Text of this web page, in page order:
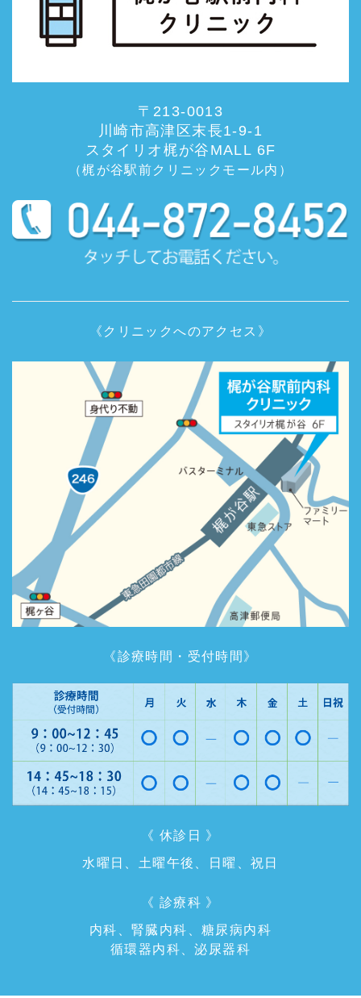
〒213-0013
川崎市高津区末長1-9-1
スタイリオ梶が谷MALL 6F
（梶が谷駅前クリニックモール内）
《クリニックへのアクセス》
《診療時間・受付時間》
《 休診日 》
水曜日、土曜午後、日曜、祝日
《 診療科 》
内科、腎臓内科、糖尿病内科
循環器内科、泌尿器科